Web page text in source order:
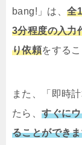
bang!」は、全
3分程度の入力
り依頼をする
また、「即時
たら、すぐに
ることができ